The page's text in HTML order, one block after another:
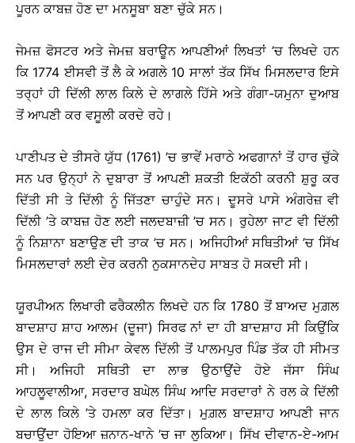
ਪੂਰਨ ਕਾਬਜ਼ ਹੋਣ ਦਾ ਮਨਸੂਬਾ ਬਣਾ ਚੁੱਕੇ ਸਨ।
ਜੇਮਜ਼ ਫੋਸਟਰ ਅਤੇ ਜੇਮਜ਼ ਬਰਾਊਨ ਆਪਣੀਆਂ ਲਿਖਤਾਂ ’ਚ ਲਿਖਦੇ ਹਨ
ਕਿ 1774 ਈਸਵੀ ਤੋਂ ਲੈ ਕੇ ਅਗਲੇ 10 ਸਾਲਾਂ ਤੱਕ ਸਿੱਖ ਮਿਸਲਦਾਰ ਇਸੇ
ਤਰ੍ਹਾਂ ਹੀ ਦਿੱਲੀ ਲਾਲ ਕਿਲੇ ਦੇ ਲਾਗਲੇ ਹਿੱਸੇ ਅਤੇ ਗੰਗਾ-ਯਮੁਨਾ ਦੁਆਬ
ਤੋਂ ਆਪਣੀ ਕਰ ਵਸੂਲੀ ਕਰਦੇ ਰਹੇ।
ਪਾਣੀਪਤ ਦੇ ਤੀਸਰੇ ਯੁੱਧ (1761) ’ਚ ਭਾਵੇਂ ਮਰਾਠੇ ਅਫਗਾਨਾਂ ਤੋਂ ਹਾਰ ਚੁੱਕੇ
ਸਨ ਪਰ ਉਨ੍ਹਾਂ ਨੇ ਦੁਬਾਰਾ ਤੋਂ ਆਪਣੀ ਸ਼ਕਤੀ ਇਕੱਠੀ ਕਰਨੀ ਸ਼ੁਰੂ ਕਰ
ਦਿੱਤੀ ਸੀ ਤੇ ਦਿੱਲੀ ਨੂੰ ਜਿੱਤਣਾ ਚਾਹੁੰਦੇ ਸਨ। ਦੂਸਰੇ ਪਾਸੇ ਅੰਗਰੇਜ਼ ਵੀ
ਦਿੱਲੀ ’ਤੇ ਕਾਬਜ਼ ਹੋਣ ਲਈ ਜਲਦਬਾਜ਼ੀ ’ਚ ਸਨ। ਰੁਹੇਲਾ ਜਾਟ ਵੀ ਦਿੱਲੀ
ਨੂੰ ਨਿਸ਼ਾਨਾ ਬਣਾਉਣ ਦੀ ਤਾਕ ’ਚ ਸਨ। ਅਜਿਹੀਆਂ ਸਥਿਤੀਆਂ ’ਚ ਸਿੱਖ
ਮਿਸਲਦਾਰਾਂ ਲਈ ਦੇਰ ਕਰਨੀ ਨੁਕਸਾਨਦੇਹ ਸਾਬਤ ਹੋ ਸਕਦੀ ਸੀ।
ਯੂਰਪੀਅਨ ਲਿਖਾਰੀ ਫਰੈਕਲੀਨ ਲਿਖਦੇ ਹਨ ਕਿ 1780 ਤੋਂ ਬਾਅਦ ਮੁਗ਼ਲ
ਬਾਦਸ਼ਾਹ ਸ਼ਾਹ ਆਲਮ (ਦੂਜਾ) ਸਿਰਫ ਨਾਂ ਦਾ ਹੀ ਬਾਦਸ਼ਾਹ ਸੀ ਕਿਉਂਕਿ
ਉਸ ਦੇ ਰਾਜ ਦੀ ਸੀਮਾ ਕੇਵਲ ਦਿੱਲੀ ਤੋਂ ਪਾਲਮਪੁਰ ਪਿੰਡ ਤੱਕ ਹੀ ਸੀਮਤ
ਸੀ। ਅਜਿਹੀ ਸਥਿਤੀ ਦਾ ਲਾਭ ਉਠਾਉਂਦੇ ਹੋਏ ਜੱਸਾ ਸਿੰਘ
ਆਹਲੂਵਾਲੀਆ, ਸਰਦਾਰ ਬਘੇਲ ਸਿੰਘ ਆਦਿ ਸਰਦਾਰਾਂ ਨੇ ਰਲ ਕੇ ਦਿੱਲੀ
ਦੇ ਲਾਲ ਕਿਲੇ ’ਤੇ ਹਮਲਾ ਕਰ ਦਿੱਤਾ। ਮੁਗ਼ਲ ਬਾਦਸ਼ਾਹ ਆਪਣੀ ਜਾਨ
ਬਚਾਉਂਦਾ ਹੋਇਆ ਜ਼ਨਾਨ-ਖਾਨੇ ’ਚ ਜਾ ਲੁਕਿਆ। ਸਿੱਖ ਦੀਵਾਨ-ਏ-ਆਮ